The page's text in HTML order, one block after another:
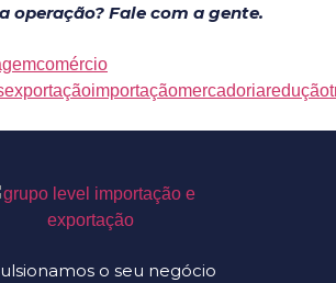
operação? Fale com a gente.
comércio
exportaçãoimportaçãomercadoriaredução
o seu negócio